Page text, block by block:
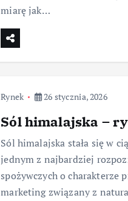
miarę jak…
Rynek 26 stycznia, 2026
Sól himalajska –
Sól himalajska stała się w
jednym z najbardziej
spożywczych o charakterze
marketing związany z